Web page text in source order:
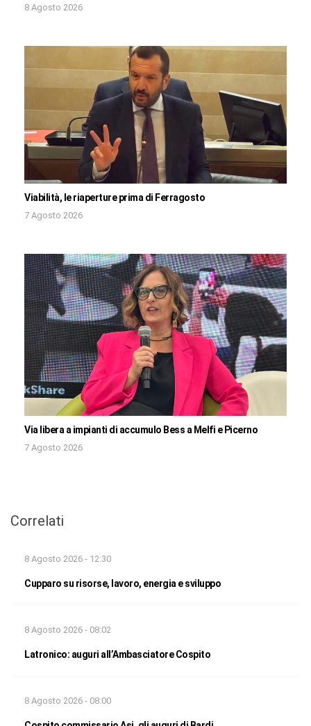
8 Agosto 2026
Viabilità, le riaperture prima di Ferragosto
7 Agosto 2026
Via libera a impianti di accumulo Bess a Melfi e Picerno
7 Agosto 2026
Correlati
8 Agosto 2026 - 12:30
Cupparo su risorse, lavoro, energia e sviluppo
8 Agosto 2026 - 08:02
Latronico: auguri all’Ambasciatore Cospito
8 Agosto 2026 - 08:00